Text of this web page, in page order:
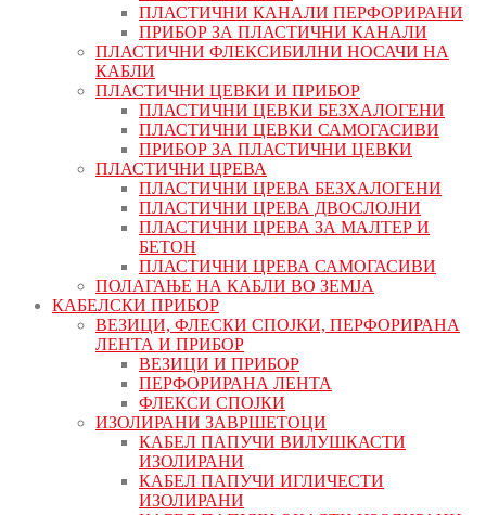
ПЛАСТИЧНИ КАНАЛИ ПЕРФОРИРАНИ
ПРИБОР ЗА ПЛАСТИЧНИ КАНАЛИ
ПЛАСТИЧНИ ФЛЕКСИБИЛНИ НОСАЧИ НА
КАБЛИ
ПЛАСТИЧНИ ЦЕВКИ И ПРИБОР
ПЛАСТИЧНИ ЦЕВКИ БЕЗХАЛОГЕНИ
ПЛАСТИЧНИ ЦЕВКИ САМОГАСИВИ
ПРИБОР ЗА ПЛАСТИЧНИ ЦЕВКИ
ПЛАСТИЧНИ ЦРЕВА
ПЛАСТИЧНИ ЦРЕВА БЕЗХАЛОГЕНИ
ПЛАСТИЧНИ ЦРЕВА ДВОСЛОЈНИ
ПЛАСТИЧНИ ЦРЕВА ЗА МАЛТЕР И
БЕТОН
ПЛАСТИЧНИ ЦРЕВА САМОГАСИВИ
ПОЛАГАЊЕ НА КАБЛИ ВО ЗЕМЈА
КАБЕЛСКИ ПРИБОР
ВЕЗИЦИ, ФЛЕСКИ СПОЈКИ, ПЕРФОРИРАНА
ЛЕНТА И ПРИБОР
ВЕЗИЦИ И ПРИБОР
ПЕРФОРИРАНА ЛЕНТА
ФЛЕКСИ СПОЈКИ
ИЗОЛИРАНИ ЗАВРШЕТОЦИ
КАБЕЛ ПАПУЧИ ВИЛУШКАСТИ
ИЗОЛИРАНИ
КАБЕЛ ПАПУЧИ ИГЛИЧЕСТИ
ИЗОЛИРАНИ